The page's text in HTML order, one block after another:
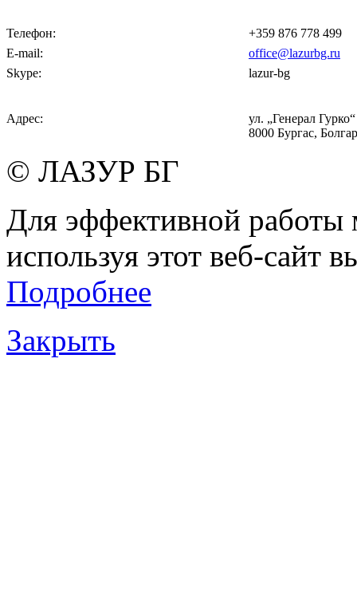
Телефон:
+359 876 778 499
E-mail:
office@lazurbg.ru
Skype:
lazur-bg
Адрес:
ул. „Генерал
8000 Бургас,
© ЛАЗУР БГ
Для эффективной работы
используя этот веб-сайт
Подробнее
Закрыть